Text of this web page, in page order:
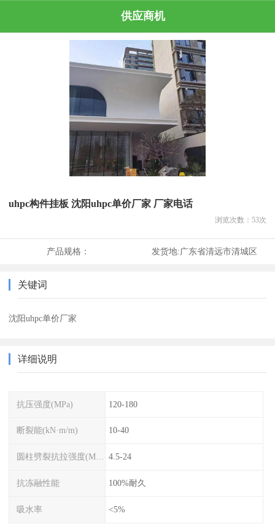
供应商机
uhpc构件挂板 沈阳uhpc单价厂家 厂家电话
浏览次数： 53次
产品规格： 发货地:广东省清远市清城区
关键词
沈阳uhpc单价厂家
详细说明
抗压强度(MPa) 120-180
断裂能(kN·m/m) 10-40
圆柱劈裂抗拉强度(MPa) 4.5-24
抗冻融性能 100%耐久
吸水率 <5%